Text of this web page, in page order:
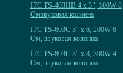
ITC TS-403HB 4 x 3", 100W 8
Омзвуковая колонна
ITC TS-603C 3" x 6, 200W 6
Ом, звуковая колонна
ITC TS-803C 3" x 8, 300W 4
Ом, звуковая колонна